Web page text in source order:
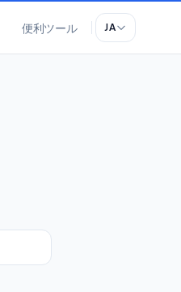
便利ツール JA